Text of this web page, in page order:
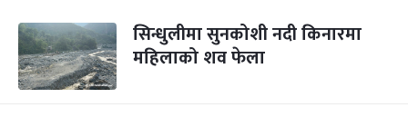
सिन्धुलीमा सुनकोशी नदी किनारमा
महिलाको शव फेला